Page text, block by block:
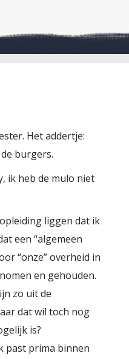
Het addertje:
burgers.
ik heb de mulo niet
liggen dat ik
een “algemeen
“onze” overheid in
en gehouden.
zo uit de
dat wil toch nog
is?
past prima binnen